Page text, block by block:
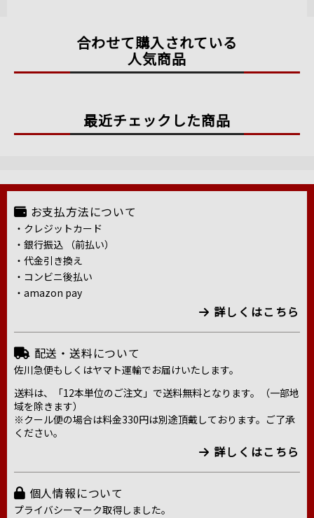
合わせて購入されている
人気商品
最近チェックした商品
お支払方法について
・クレジットカード
・銀行振込 （前払い）
・代金引き換え
・コンビニ後払い
・amazon pay
詳しくはこちら
配送・送料について
佐川急便もしくはヤマト運輸でお届けいたします。
送料は、「12本単位のご注文」で送料無料となります。（一部地
域を除きます）
※クール便の場合は料金330円は別途頂戴しております。ご了承
ください。
詳しくはこちら
個人情報について
プライバシーマーク取得しました。